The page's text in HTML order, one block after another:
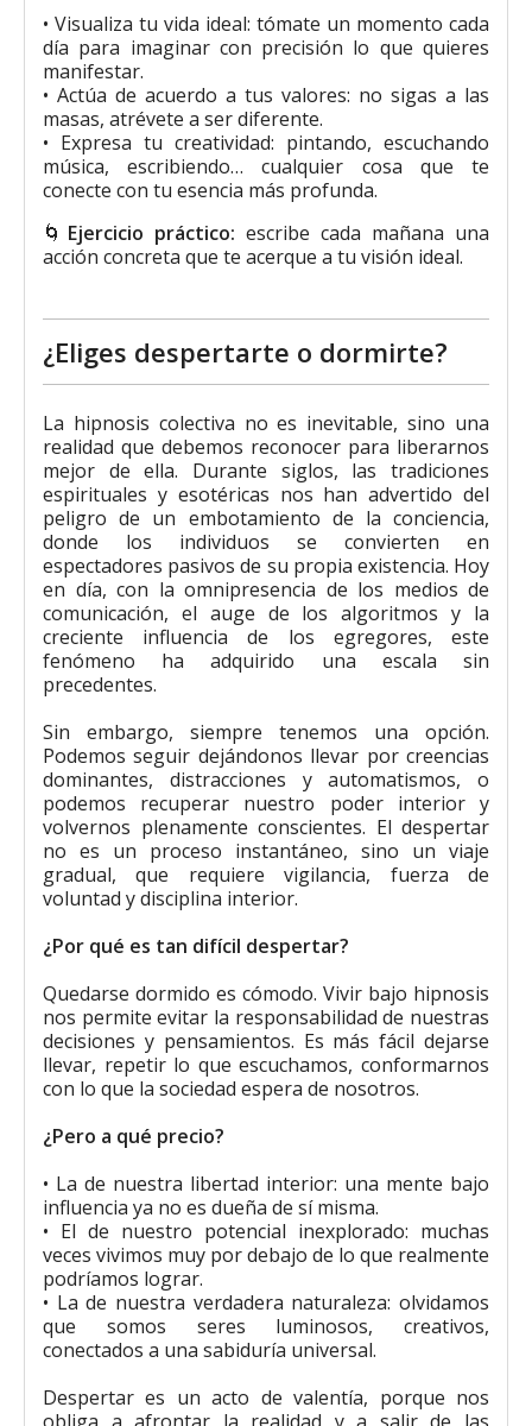
• Visualiza tu vida ideal: tómate un momento cada
día para imaginar con precisión lo que quieres
manifestar.
• Actúa de acuerdo a tus valores: no sigas a las
masas, atrévete a ser diferente.
• Expresa tu creatividad: pintando, escuchando
música, escribiendo… cualquier cosa que te
conecte con tu esencia más profunda.
🌀 Ejercicio práctico: escribe cada mañana una
acción concreta que te acerque a tu visión ideal.
¿Eliges despertarte o dormirte?
La hipnosis colectiva no es inevitable, sino una
realidad que debemos reconocer para liberarnos
mejor de ella. Durante siglos, las tradiciones
espirituales y esotéricas nos han advertido del
peligro de un embotamiento de la conciencia,
donde los individuos se convierten en
espectadores pasivos de su propia existencia. Hoy
en día, con la omnipresencia de los medios de
comunicación, el auge de los algoritmos y la
creciente influencia de los egregores, este
fenómeno ha adquirido una escala sin
precedentes.
Sin embargo, siempre tenemos una opción.
Podemos seguir dejándonos llevar por creencias
dominantes, distracciones y automatismos, o
podemos recuperar nuestro poder interior y
volvernos plenamente conscientes. El despertar
no es un proceso instantáneo, sino un viaje
gradual, que requiere vigilancia, fuerza de
voluntad y disciplina interior.
¿Por qué es tan difícil despertar?
Quedarse dormido es cómodo. Vivir bajo hipnosis
nos permite evitar la responsabilidad de nuestras
decisiones y pensamientos. Es más fácil dejarse
llevar, repetir lo que escuchamos, conformarnos
con lo que la sociedad espera de nosotros.
¿Pero a qué precio?
• La de nuestra libertad interior: una mente bajo
influencia ya no es dueña de sí misma.
• El de nuestro potencial inexplorado: muchas
veces vivimos muy por debajo de lo que realmente
podríamos lograr.
• La de nuestra verdadera naturaleza: olvidamos
que somos seres luminosos, creativos,
conectados a una sabiduría universal.
Despertar es un acto de valentía, porque nos